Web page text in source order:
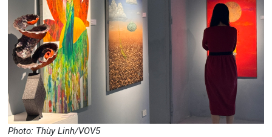
Photo: Thùy Linh/VOV5